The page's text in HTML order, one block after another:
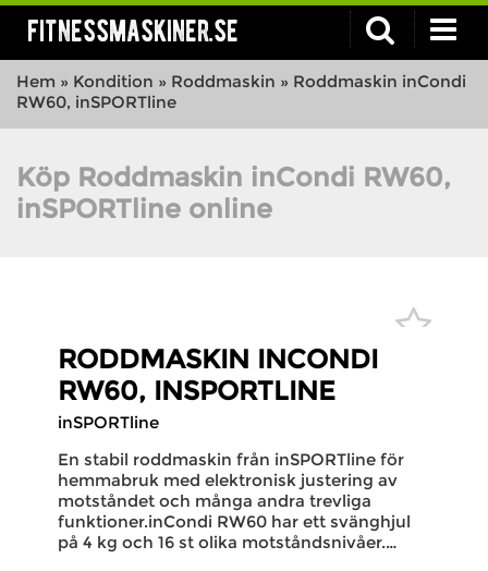
fitnessmaskiner.se
Hem » Kondition » Roddmaskin » Roddmaskin inCondi
RW60, inSPORTline
Köp Roddmaskin inCondi RW60,
inSPORTline online
RODDMASKIN INCONDI
RW60, INSPORTLINE
inSPORTline
En stabil roddmaskin från inSPORTline för
hemmabruk med elektronisk justering av
motståndet och många andra trevliga
funktioner.inCondi RW60 har ett svänghjul
på 4 kg och 16 st olika motståndsnivåer.…